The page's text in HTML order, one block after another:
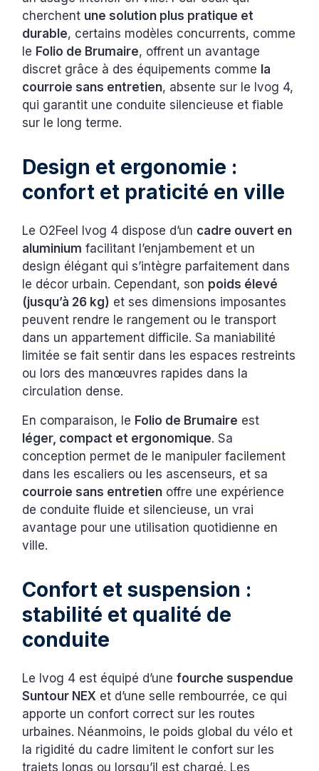
cherchent une solution plus pratique et
durable, certains modèles concurrents, comme
le Folio de Brumaire, offrent un avantage
discret grâce à des équipements comme la
courroie sans entretien, absente sur le Ivog 4,
qui garantit une conduite silencieuse et fiable
sur le long terme.
Design et ergonomie :
confort et praticité en ville
Le O2Feel Ivog 4 dispose d’un cadre ouvert en
aluminium facilitant l’enjambement et un
design élégant qui s’intègre parfaitement dans
le décor urbain. Cependant, son poids élevé
(jusqu’à 26 kg) et ses dimensions imposantes
peuvent rendre le rangement ou le transport
dans un appartement difficile. Sa maniabilité
limitée se fait sentir dans les espaces restreints
ou lors des manœuvres rapides dans la
circulation dense.
En comparaison, le Folio de Brumaire est
léger, compact et ergonomique. Sa
conception permet de le manipuler facilement
dans les escaliers ou les ascenseurs, et sa
courroie sans entretien offre une expérience
de conduite fluide et silencieuse, un vrai
avantage pour une utilisation quotidienne en
ville.
Confort et suspension :
stabilité et qualité de
conduite
Le Ivog 4 est équipé d’unefourche suspendue
Suntour NEX et d’une selle rembourrée, ce qui
apporte un confort correct sur les routes
urbaines. Néanmoins, le poids global du vélo et
la rigidité du cadre limitent le confort sur les
trajets longs ou lorsqu’il est chargé. Les